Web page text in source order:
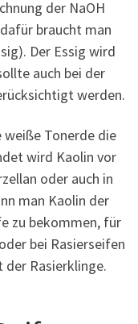
der NaOH
braucht man
Der Essig wird
auch bei der
werden.
weiße Tonerde die
wird Kaolin vor
oder auch in
man Kaolin der
zu bekommen, für
bei Rasierseifen
Rasierklinge.